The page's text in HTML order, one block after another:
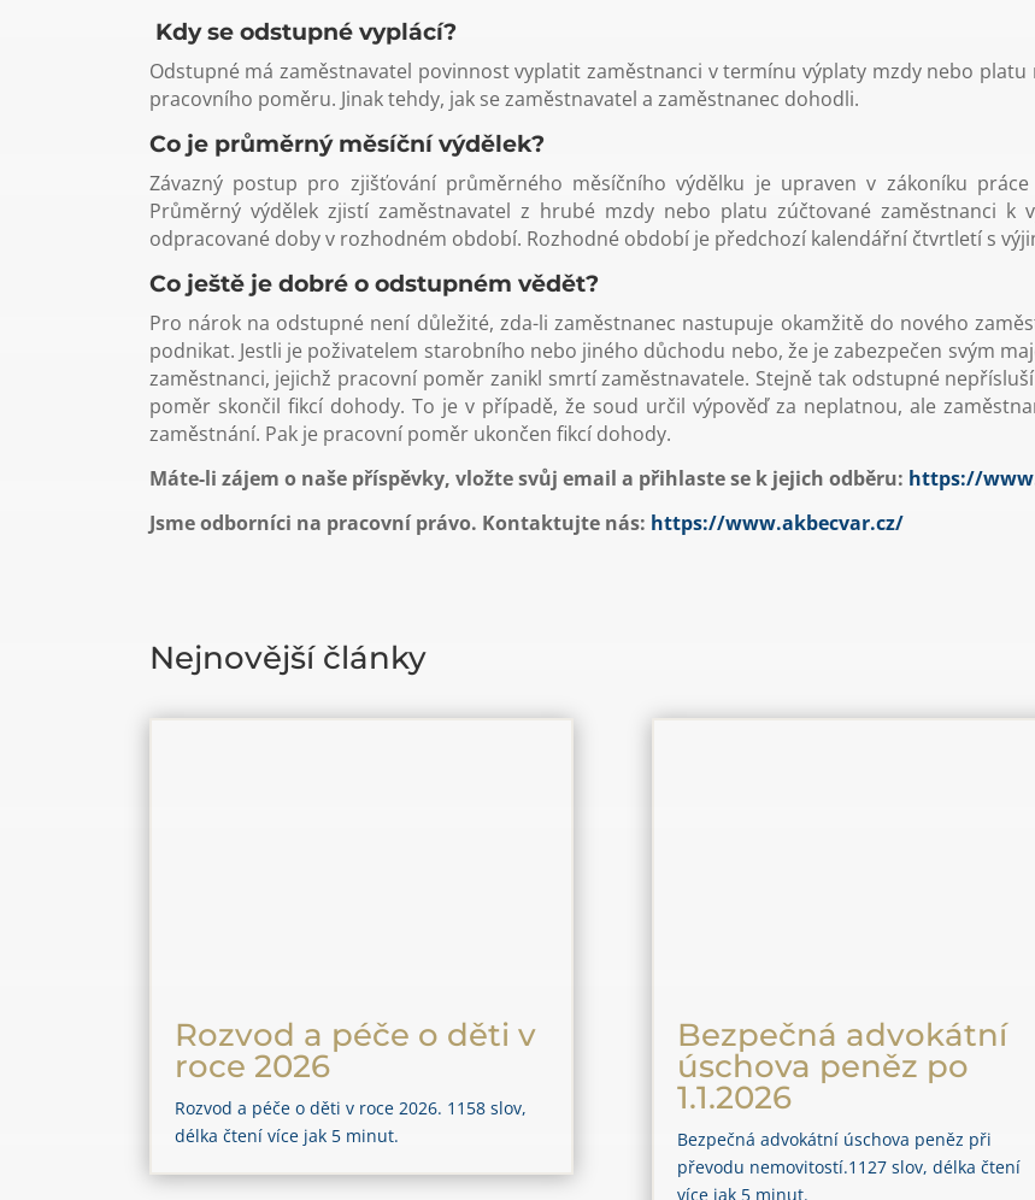
Kdy se odstupné vyplácí?
Odstupné má zaměstnavatel povinnost vyplatit zaměstnanci v termínu výplaty mzdy nebo
pracovního poměru. Jinak tehdy, jak se zaměstnavatel a zaměstnanec dohodli.
Co je průměrný měsíční výdělek?
Závazný postup pro zjišťování průměrného měsíčního výdělku je upraven v zákoníku
Průměrný výdělek zjistí zaměstnavatel z hrubé mzdy nebo platu zúčtované zaměstnanci
odpracované doby v rozhodném období. Rozhodné období je předchozí kalendářní čtvrtletí s
Co ještě je dobré o odstupném vědět?
Pro nárok na odstupné není důležité, zda-li zaměstnanec nastupuje okamžitě do nového
podnikat. Jestli je poživatelem starobního nebo jiného důchodu nebo, že je zabezpečen svým
zaměstnanci, jejichž pracovní poměr zanikl smrtí zaměstnavatele. Stejně tak odstupné
poměr skončil fikcí dohody. To je v případě, že soud určil výpověď za neplatnou, ale
zaměstnání. Pak je pracovní poměr ukončen fikcí dohody.
Máte-li zájem o naše příspěvky, vložte svůj email a přihlaste se k jejich odběru: https://
Jsme odborníci na pracovní právo. Kontaktujte nás: https://www.akbecvar.cz/
Nejnovější články
Rozvod a péče o děti v
roce 2026
Rozvod a péče o děti v roce 2026. 1158 slov,
délka čtení více jak 5 minut.
Bezpečná advokátní
úschova peněz po
1.1.2026
Bezpečná advokátní úschova peněz při
převodu nemovitostí.1127 slov, délka čtení
více jak 5 minut.